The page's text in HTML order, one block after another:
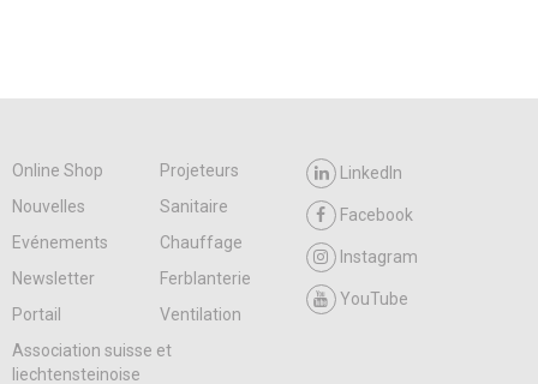
Online Shop
Projeteurs
Nouvelles
Sanitaire
Evénements
Chauffage
Newsletter
Ferblanterie
Portail
Ventilation
LinkedIn
Facebook
Instagram
YouTube
Association suisse et
liechtensteinoise